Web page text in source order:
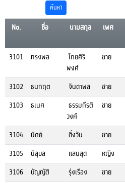
No. ชื่อ นามสกุล เพศ
3101
ทรงพล
โกยศิริ
พงศ์
ชาย
3102 ธนกฤต จินดาพล ชาย
3103
ธเนศ
ธรรมกีรติ
วงศ์
ชาย
3104 นิตย์ ดิ่งวัน ชาย
3105
นิลุบล แสนสุด หญิง
3106
บัญญัติ รุ่งเรือง ชาย